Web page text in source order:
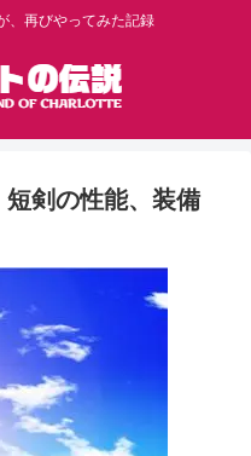
、再びやってみた記録
短剣の性能、装備